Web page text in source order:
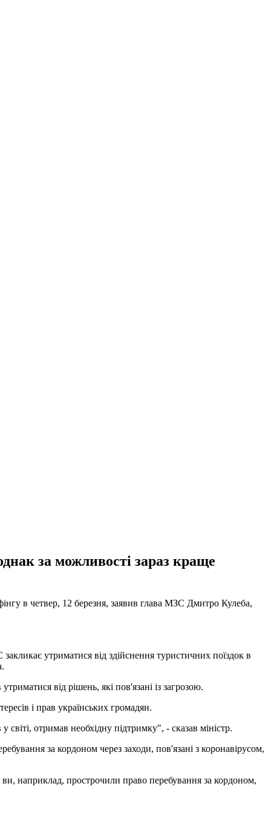
за можливості зараз краще
в четвер, 12 березня, заявив глава МЗС Дмитро Кулеба,
утриматися від здійснення туристичних поїздок в
від рішень, які пов'язані із загрозою.
і прав українських громадян.
отримав необхідну підтримку", - сказав міністр.
за кордоном через заходи, пов'язані з коронавірусом,
наприклад, прострочили право перебування за кордоном,